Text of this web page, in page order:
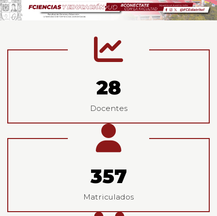
Estadisticas
29
Docentes
382
Matriculados